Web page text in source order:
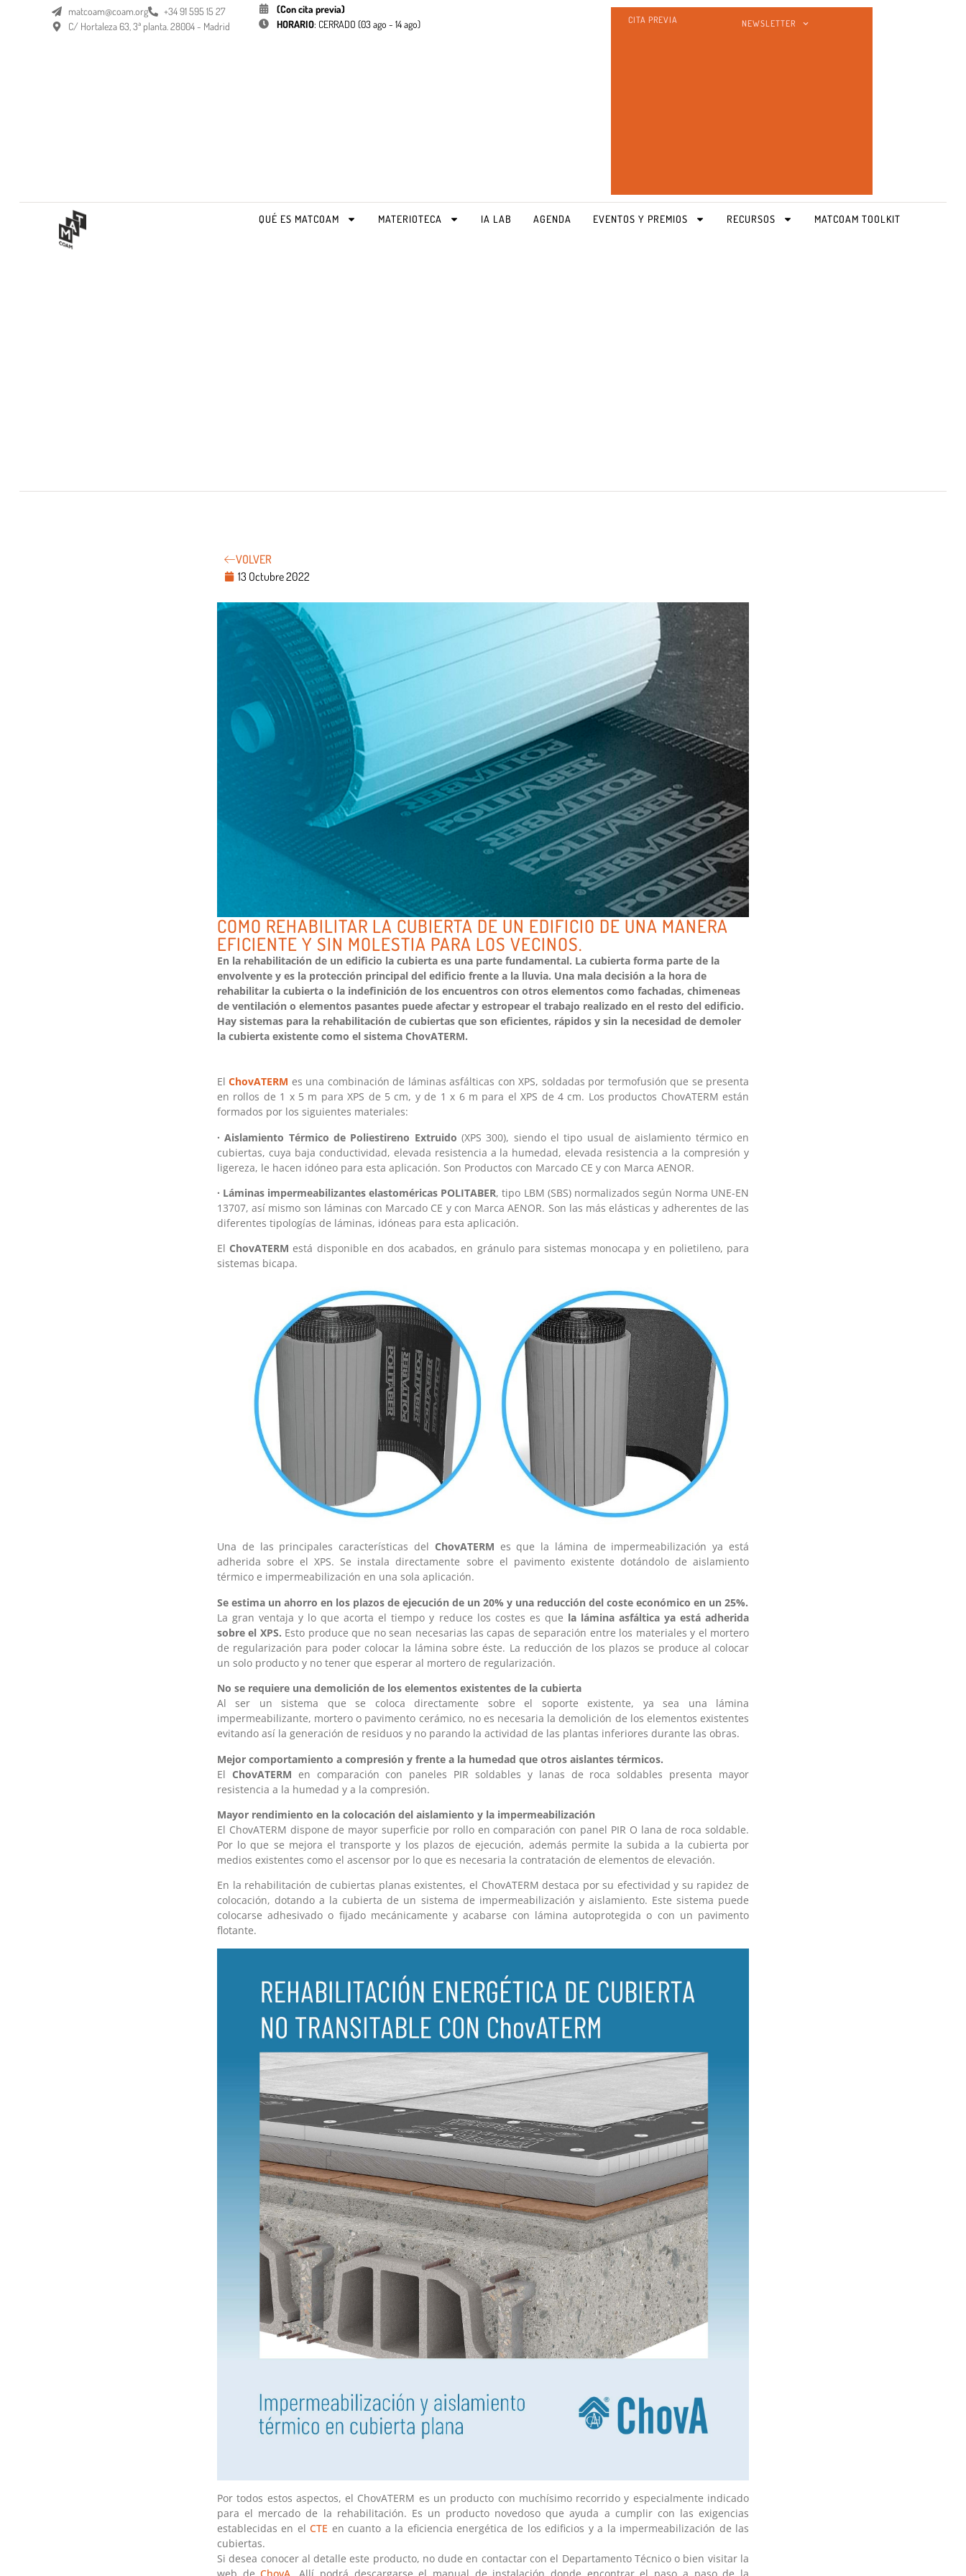
matcoam@coam.org
+34 91 595 15 27
C/ Hortaleza 63, 3ª planta. 28004 - Madrid
(Con cita previa)
HORARIO: CERRADO (03 ago - 14 ago) CITA PREVIA NEWSLETTER
QUÉ ES MATCOAM MATERIOTECA IA LAB AGENDA EVENTOS Y PREMIOS RECURSOS MATCOAM TOOLKIT
VOLVER
13 Octubre 2022
COMO REHABILITAR LA CUBIERTA DE UN EDIFICIO DE UNA MANERA
EFICIENTE Y SIN MOLESTIA PARA LOS VECINOS.
En la rehabilitación de un edificio la cubierta es una parte fundamental. La cubierta forma parte de la
envolvente y es la protección principal del edificio frente a la lluvia. Una mala decisión a la hora de
rehabilitar la cubierta o la indefinición de los encuentros con otros elementos como fachadas, chimeneas
de ventilación o elementos pasantes puede afectar y estropear el trabajo realizado en el resto del edificio.
Hay sistemas para la rehabilitación de cubiertas que son eficientes, rápidos y sin la necesidad de demoler
la cubierta existente como el sistema ChovATERM.
ElChovATERM es una combinación de láminas asfálticas con XPS, soldadas por termofusión que se presenta
en rollos de 1 x 5 m para XPS de 5 cm, y de 1 x 6 m para el XPS de 4 cm. Los productos ChovATERM están
formados por los siguientes materiales:
· Aislamiento Térmico de Poliestireno Extruido (XPS 300), siendo el tipo usual de aislamiento térmico en
cubiertas, cuya baja conductividad, elevada resistencia a la humedad, elevada resistencia a la compresión y
ligereza, le hacen idóneo para esta aplicación. Son Productos con Marcado CE y con Marca AENOR.
· Láminas impermeabilizantes elastoméricas POLITABER, tipo LBM (SBS) normalizados según Norma UNE-EN
13707, así mismo son láminas con Marcado CE y con Marca AENOR. Son las más elásticas y adherentes de las
diferentes tipologías de láminas, idóneas para esta aplicación.
El ChovATERM está disponible en dos acabados, en gránulo para sistemas monocapa y en polietileno, para
sistemas bicapa.
Una de las principales características del ChovATERM es que la lámina de impermeabilización ya está
adherida sobre el XPS. Se instala directamente sobre el pavimento existente dotándolo de aislamiento
térmico e impermeabilización en una sola aplicación.
Se estima un ahorro en los plazos de ejecución de un 20% y una reducción del coste económico en un 25%.
La gran ventaja y lo que acorta el tiempo y reduce los costes es que la lámina asfáltica ya está adherida
sobre el XPS. Esto produce que no sean necesarias las capas de separación entre los materiales y el mortero
de regularización para poder colocar la lámina sobre éste. La reducción de los plazos se produce al colocar
un solo producto y no tener que esperar al mortero de regularización.
No se requiere una demolición de los elementos existentes de la cubierta
Al ser un sistema que se coloca directamente sobre el soporte existente, ya sea una lámina
impermeabilizante, mortero o pavimento cerámico, no es necesaria la demolición de los elementos existentes
evitando así la generación de residuos y no parando la actividad de las plantas inferiores durante las obras.
Mejor comportamiento a compresión y frente a la humedad que otros aislantes térmicos.
El ChovATERM en comparación con paneles PIR soldables y lanas de roca soldables presenta mayor
resistencia a la humedad y a la compresión.
Mayor rendimiento en la colocación del aislamiento y la impermeabilización
El ChovATERM dispone de mayor superficie por rollo en comparación con panel PIR O lana de roca soldable.
Por lo que se mejora el transporte y los plazos de ejecución, además permite la subida a la cubierta por
medios existentes como el ascensor por lo que es necesaria la contratación de elementos de elevación.
En la rehabilitación de cubiertas planas existentes, el ChovATERM destaca por su efectividad y su rapidez de
colocación, dotando a la cubierta de un sistema de impermeabilización y aislamiento. Este sistema puede
colocarse adhesivado o fijado mecánicamente y acabarse con lámina autoprotegida o con un pavimento
flotante.
Por todos estos aspectos, el ChovATERM es un producto con muchísimo recorrido y especialmente indicado
para el mercado de la rehabilitación. Es un producto novedoso que ayuda a cumplir con las exigencias
establecidas en elCTE en cuanto a la eficiencia energética de los edificios y a la impermeabilización de las
cubiertas.
Si desea conocer al detalle este producto, no dude en contactar con el Departamento Técnico o bien visitar la